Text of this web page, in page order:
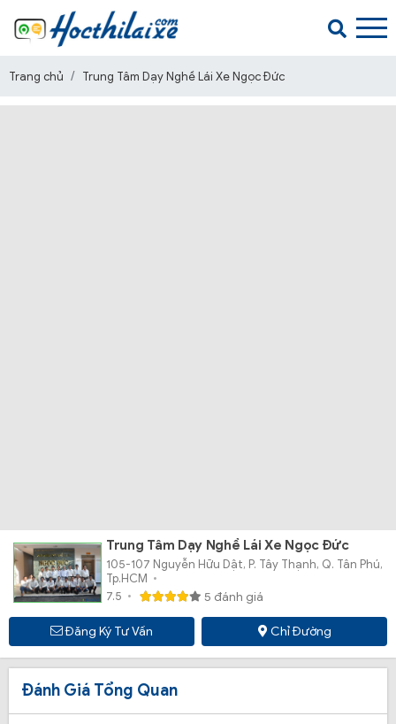
Trang chủ Trung Tâm Dạy Nghề Lái Xe Ngọc Đức
Trung Tâm Dạy Nghề Lái Xe Ngọc Đức
105-107 Nguyễn Hữu Dật, P. Tây Thạnh, Q. Tân Phú,
Tp.HCM
7.5
5 đánh giá
Đăng Ký Tư Vấn Chỉ Đường
Đánh Giá Tổng Quan